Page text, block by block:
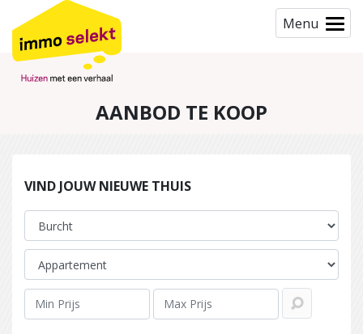
Menu
AANBOD TE KOOP
VIND JOUW NIEUWE THUIS